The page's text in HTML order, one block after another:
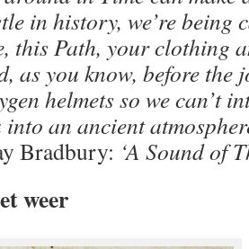
in history, we’re being
this Path, your clothing
as you know, before the
helmets so we can’t
an ancient
Bradbury: ‘A Sound of
weer